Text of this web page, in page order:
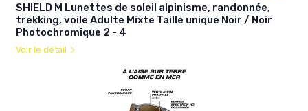
SHIELD M Lunettes de soleil alpinisme, randonnée,
trekking, voile Adulte Mixte Taille unique Noir / Noir
Photochromique 2 - 4
Voir le détail